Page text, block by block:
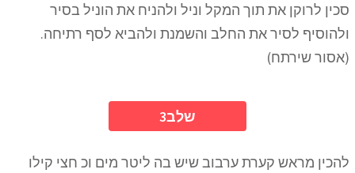
סכין לרוקן את תוך המקל וניל ולהניח את הוניל בסיר
ולהוסיף לסיר את החלב והשמנת ולהביא לסף רתיחה.
(אסור שירתח)
3שלב
להכין מראש קערת ערבוב שיש בה ליטר מים וכ חצי קילו